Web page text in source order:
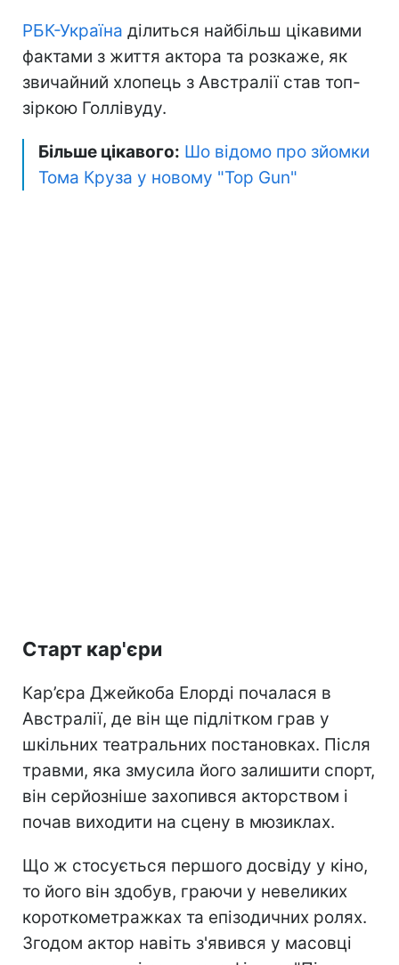
РБК-Україна ділиться найбільш цікавими
фактами з життя актора та розкаже, як
звичайний хлопець з Австралії став топ-
зіркою Голлівуду.
Більше цікавого: Шо відомо про зйомки
Тома Круза у новому "Top Gun"
Старт кар'єри
Кар’єра Джейкоба Елорді почалася в
Австралії, де він ще підлітком грав у
шкільних театральних постановках. Після
травми, яка змусила його залишити спорт,
він серйозніше захопився акторством і
почав виходити на сцену в мюзиклах.
Що ж стосується першого досвіду у кіно,
то його він здобув, граючи у невеликих
короткометражках та епізодичних ролях.
Згодом актор навіть з'явився у масовці